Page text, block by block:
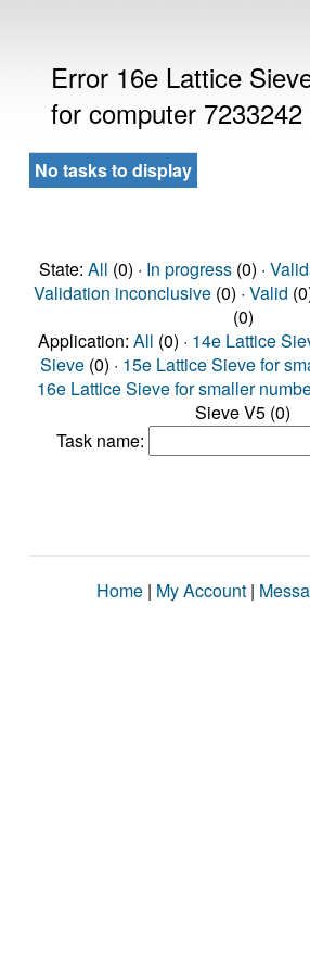
Error 16e Lattice
for computer 7233242
No tasks to display
State: All (0) · In progress(0) ·
Validation inconclusive(0) · Valid
(0)
Application: All (0) · 14e Lattice
Sieve (0) · 15e Lattice Sieve for
16e Lattice Sieve for smaller
Sieve V5 (0)
Task name:
Home | My Account |